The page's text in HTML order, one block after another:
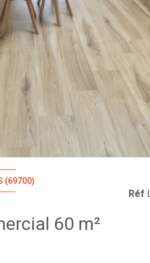
(69700)
Local commercial 60 m²
Réf